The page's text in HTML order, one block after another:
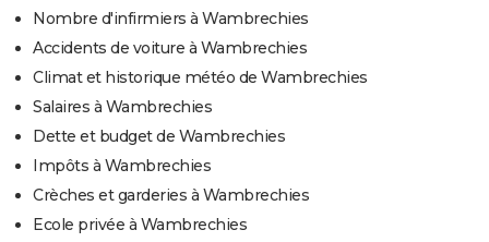
Nombre d'infirmiers à Wambrechies
Accidents de voiture à Wambrechies
Climat et historique météo de Wambrechies
Salaires à Wambrechies
Dette et budget de Wambrechies
Impôts à Wambrechies
Crèches et garderies à Wambrechies
Ecole privée à Wambrechies